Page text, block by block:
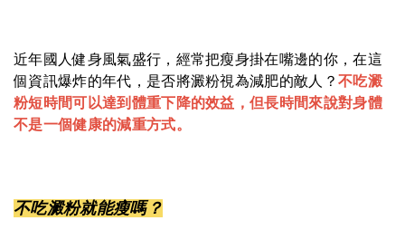
近年國人健身風氣盛行，經常把瘦身掛在嘴邊的你，在這
個資訊爆炸的年代，是否將澱粉視為減肥的敵人？不吃澱
粉短時間可以達到體重下降的效益，但長時間來說對身體
不是一個健康的減重方式。
不吃澱粉就能瘦嗎？